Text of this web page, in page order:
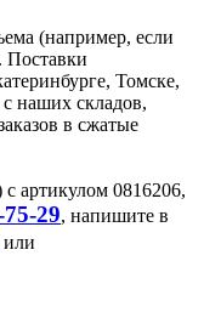
(например, если
Поставки
Томске,
наших складов,
в сжатые
артикулом 0816206,
29, напишите в
или